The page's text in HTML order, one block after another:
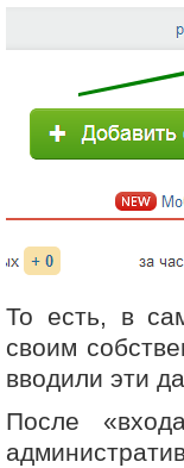
То есть, в
своим
вводили эти
После